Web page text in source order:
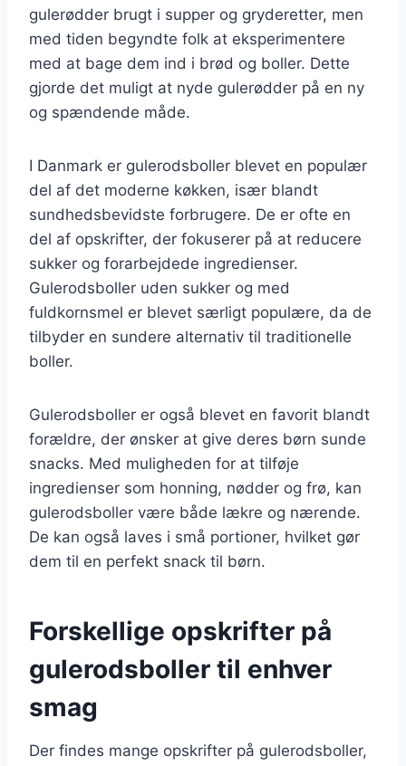
gulerødder brugt i supper og gryderetter, men
med tiden begyndte folk at eksperimentere
med at bage dem ind i brød og boller. Dette
gjorde det muligt at nyde gulerødder på en ny
og spændende måde.
I Danmark er gulerodsboller blevet en populær
del af det moderne køkken, især blandt
sundhedsbevidste forbrugere. De er ofte en
del af opskrifter, der fokuserer på at reducere
sukker og forarbejdede ingredienser.
Gulerodsboller uden sukker og med
fuldkornsmel er blevet særligt populære, da de
tilbyder en sundere alternativ til traditionelle
boller.
Gulerodsboller er også blevet en favorit blandt
forældre, der ønsker at give deres børn sunde
snacks. Med muligheden for at tilføje
ingredienser som honning, nødder og frø, kan
gulerodsboller være både lækre og nærende.
De kan også laves i små portioner, hvilket gør
dem til en perfekt snack til børn.
Forskellige opskrifter på
gulerodsboller til enhver
smag
Der findes mange opskrifter på gulerodsboller,